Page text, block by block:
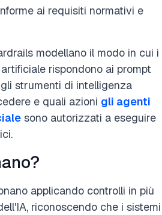
ai requisiti normativi e
modellano il modo in cui i
rispondono ai prompt
strumenti di intelligenza
e quali azioni gli agenti
sono autorizzati a eseguire
applicando controlli in più
riconoscendo che i sistemi